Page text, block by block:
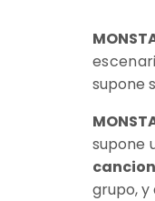
supone
supone
grupo, y